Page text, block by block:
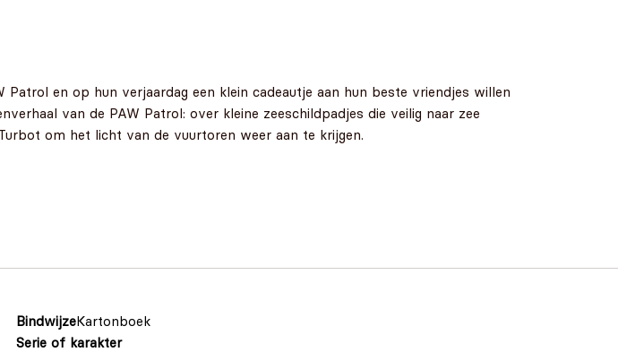
en op hun verjaardag een klein cadeautje aan hun beste vriendjes willen
van de PAW Patrol: over kleine zeeschildpadjes die veilig naar zee
om het licht van de vuurtoren weer aan te krijgen.
BindwijzeKartonboek
Serie of karakter